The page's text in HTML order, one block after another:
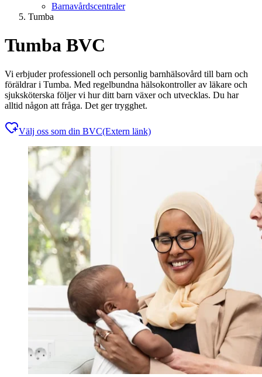
Barnavårdscentraler
Tumba
Tumba BVC
Vi erbjuder professionell och personlig barnhälsovård till barn och
föräldrar i Tumba. Med regelbundna hälsokontroller av läkare och
sjuksköterska följer vi hur ditt barn växer och utvecklas. Du har
alltid någon att fråga. Det ger trygghet.
Välj oss som din BVC(Extern länk)